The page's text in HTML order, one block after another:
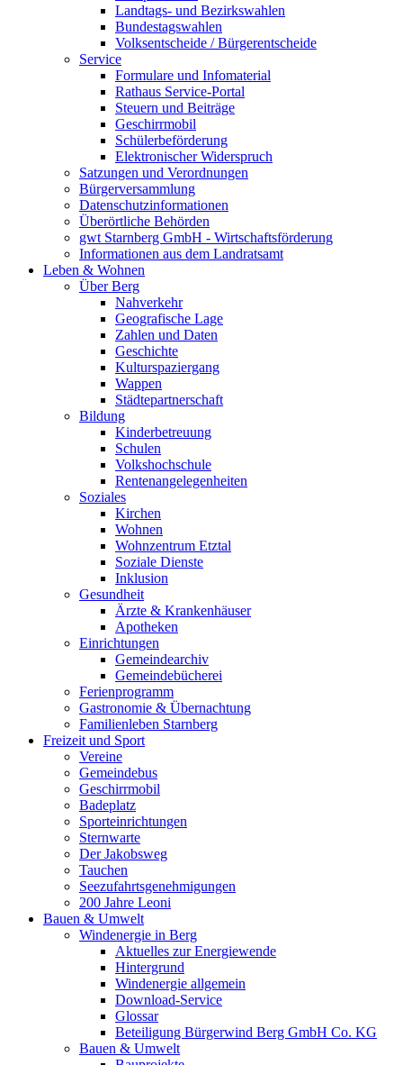
Landtags- und Bezirkswahlen
Bundestagswahlen
Volksentscheide / Bürgerentscheide
Service
Formulare und Infomaterial
Rathaus Service-Portal
Steuern und Beiträge
Geschirrmobil
Schülerbeförderung
Elektronischer Widerspruch
Satzungen und Verordnungen
Bürgerversammlung
Datenschutzinformationen
Überörtliche Behörden
gwt Starnberg GmbH - Wirtschaftsförderung
Informationen aus dem Landratsamt
Leben & Wohnen
Über Berg
Nahverkehr
Geografische Lage
Zahlen und Daten
Geschichte
Kulturspaziergang
Wappen
Städtepartnerschaft
Bildung
Kinderbetreuung
Schulen
Volkshochschule
Rentenangelegenheiten
Soziales
Kirchen
Wohnen
Wohnzentrum Etztal
Soziale Dienste
Inklusion
Gesundheit
Ärzte & Krankenhäuser
Apotheken
Einrichtungen
Gemeindearchiv
Gemeindebücherei
Ferienprogramm
Gastronomie & Übernachtung
Familienleben Starnberg
Freizeit und Sport
Vereine
Gemeindebus
Geschirrmobil
Badeplatz
Sporteinrichtungen
Sternwarte
Der Jakobsweg
Tauchen
Seezufahrtsgenehmigungen
200 Jahre Leoni
Bauen & Umwelt
Windenergie in Berg
Aktuelles zur Energiewende
Hintergrund
Windenergie allgemein
Download-Service
Glossar
Beteiligung Bürgerwind Berg GmbH Co. KG
Bauen & Umwelt